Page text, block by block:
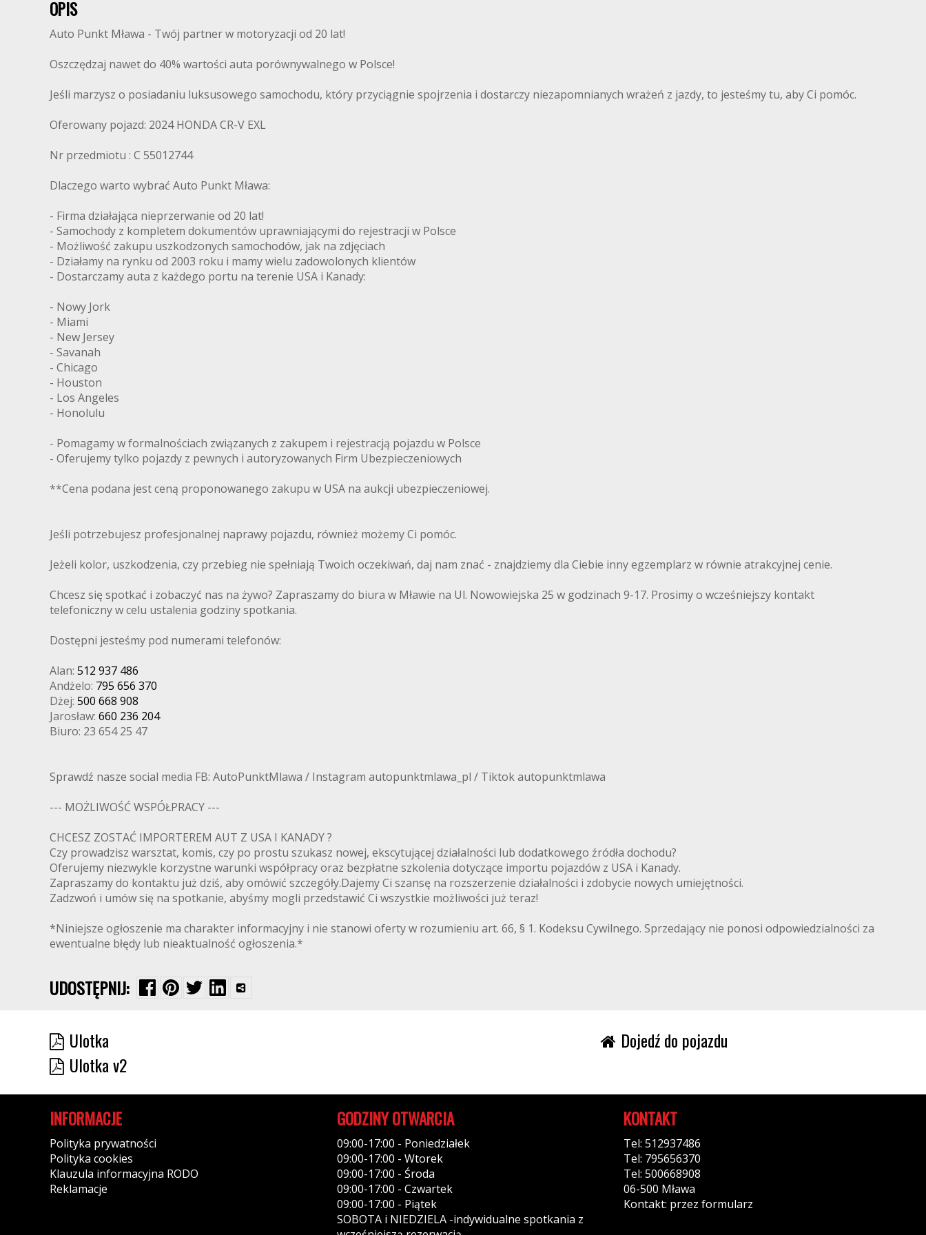
OPIS
Auto Punkt Mława - Twój partner w motoryzacji od 20 lat!
Oszczędzaj nawet do 40% wartości auta porównywalnego w Polsce!
Jeśli marzysz o posiadaniu luksusowego samochodu, który przyciągnie spojrzenia i dostarczy niezapomnianych wrażeń z jazdy, to jesteśmy tu, aby Ci pomóc.
Oferowany pojazd: 2024 HONDA CR-V EXL
Nr przedmiotu : C 55012744
Dlaczego warto wybrać Auto Punkt Mława:
- Firma działająca nieprzerwanie od 20 lat!
- Samochody z kompletem dokumentów uprawniającymi do rejestracji w Polsce
- Możliwość zakupu uszkodzonych samochodów, jak na zdjęciach
- Działamy na rynku od 2003 roku i mamy wielu zadowolonych klientów
- Dostarczamy auta z każdego portu na terenie USA i Kanady:
- Nowy Jork
- Miami
- New Jersey
- Savanah
- Chicago
- Houston
- Los Angeles
- Honolulu
- Pomagamy w formalnościach związanych z zakupem i rejestracją pojazdu w Polsce
- Oferujemy tylko pojazdy z pewnych i autoryzowanych Firm Ubezpieczeniowych
**Cena podana jest ceną proponowanego zakupu w USA na aukcji ubezpieczeniowej.
Jeśli potrzebujesz profesjonalnej naprawy pojazdu, również możemy Ci pomóc.
Jeżeli kolor, uszkodzenia, czy przebieg nie spełniają Twoich oczekiwań, daj nam znać - znajdziemy dla Ciebie inny egzemplarz w równie atrakcyjnej cenie.
Chcesz się spotkać i zobaczyć nas na żywo? Zapraszamy do biura w Mławie na Ul. Nowowiejska 25 w godzinach 9-17. Prosimy o wcześniejszy kontakt
telefoniczny w celu ustalenia godziny spotkania.
Dostępni jesteśmy pod numerami telefonów:
Alan: 512 937 486
Andżelo: 795 656 370
Dżej: 500 668 908
Jarosław: 660 236 204
Biuro: 23 654 25 47
Sprawdź nasze social media FB: AutoPunktMlawa / Instagram autopunktmlawa_pl / Tiktok autopunktmlawa
--- MOŻLIWOŚĆ WSPÓŁPRACY ---
CHCESZ ZOSTAĆ IMPORTEREM AUT Z USA I KANADY ?
Czy prowadzisz warsztat, komis, czy po prostu szukasz nowej, ekscytującej działalności lub dodatkowego źródła dochodu?
Oferujemy niezwykle korzystne warunki współpracy oraz bezpłatne szkolenia dotyczące importu pojazdów z USA i Kanady.
Zapraszamy do kontaktu już dziś, aby omówić szczegóły.Dajemy Ci szansę na rozszerzenie działalności i zdobycie nowych umiejętności.
Zadzwoń i umów się na spotkanie, abyśmy mogli przedstawić Ci wszystkie możliwości już teraz!
*Niniejsze ogłoszenie ma charakter informacyjny i nie stanowi oferty w rozumieniu art. 66, § 1. Kodeksu Cywilnego. Sprzedający nie ponosi odpowiedzialności za
ewentualne błędy lub nieaktualność ogłoszenia.*
UDOSTĘPNIJ:
Ulotka
Ulotka v2
Dojedź do pojazdu
INFORMACJE
Polityka prywatności
Polityka cookies
Klauzula informacyjna RODO
Reklamacje
GODZINY OTWARCIA
09:00-17:00 - Poniedziałek
09:00-17:00 - Wtorek
09:00-17:00 - Środa
09:00-17:00 - Czwartek
09:00-17:00 - Piątek
SOBOTA i NIEDZIELA -indywidualne spotkania z
KONTAKT
Tel: 512937486
Tel: 795656370
Tel: 500668908
06-500 Mława
Kontakt: przez formularz